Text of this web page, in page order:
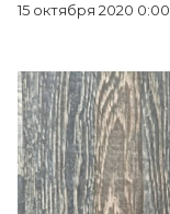
15 октября 2020 0:00